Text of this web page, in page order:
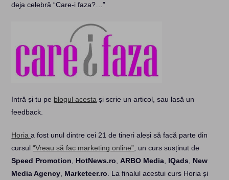
deja celebră “Care-i faza?…”
Intră și tu pe blogul acesta și scrie un articol, sau lasă un
feedback.
Horiaa fost unul dintre cei 21 de tineri aleși să facă parte din
cursul“Vreau să fac marketing online” , un curs susținut de
Speed Promotion
HotNews.ro ARBO Media IQads
New
Media Agency Marketeer.ro . La finalul acestui curs Horia și